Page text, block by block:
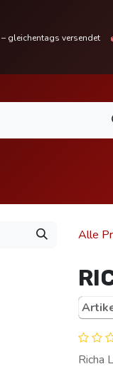
gleichentags versendet
Alle
Richa